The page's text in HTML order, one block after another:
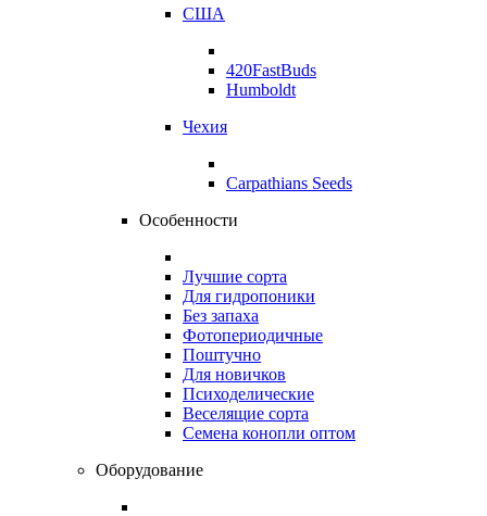
США
420FastBuds
Humboldt
Чехия
Carpathians Seeds
Особенности
Лучшие сорта
Для гидропоники
Без запаха
Фотопериодичные
Поштучно
Для новичков
Психоделические
Веселящие сорта
Семена конопли оптом
Оборудование